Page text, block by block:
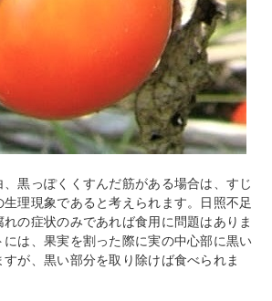
、黒っぽくくすんだ筋がある場合は、すじ
理現象であると考えられます。日照不足
の症状のみであれば食用に問題はありま
は、果実を割った際に実の中心部に黒い
が、黒い部分を取り除けば食べられま